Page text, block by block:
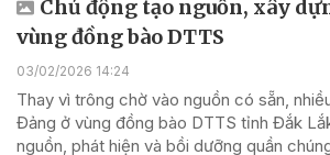
Chủ động tạo nguồn, xây
vùng đồng bào DTTS
03/02/2026 14:24
Thay vì trông chờ vào nguồn có sẵn,
Đảng ở vùng đồng bào DTTS tỉnh Đắk
nguồn, phát hiện và bồi dưỡng quần